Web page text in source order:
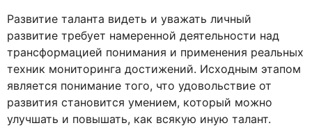
Развитие таланта видеть и уважать личный
развитие требует намеренной деятельности над
трансформацией понимания и применения реальных
техник мониторинга достижений. Исходным этапом
является понимание того, что удовольствие от
развития становится умением, который можно
улучшать и повышать, как всякую иную талант.